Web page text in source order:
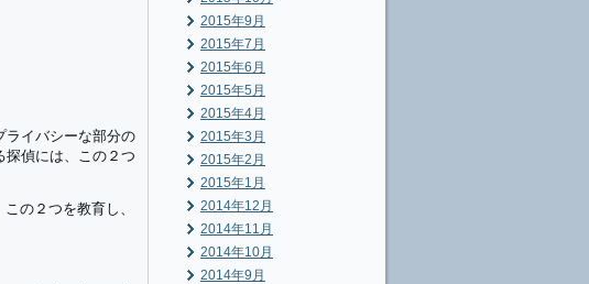
ライバシーな部分の
探偵には、この２つ
の２つを教育し、
2015年9月
2015年7月
2015年6月
2015年5月
2015年4月
2015年3月
2015年2月
2015年1月
2014年12月
2014年11月
2014年10月
2014年9月